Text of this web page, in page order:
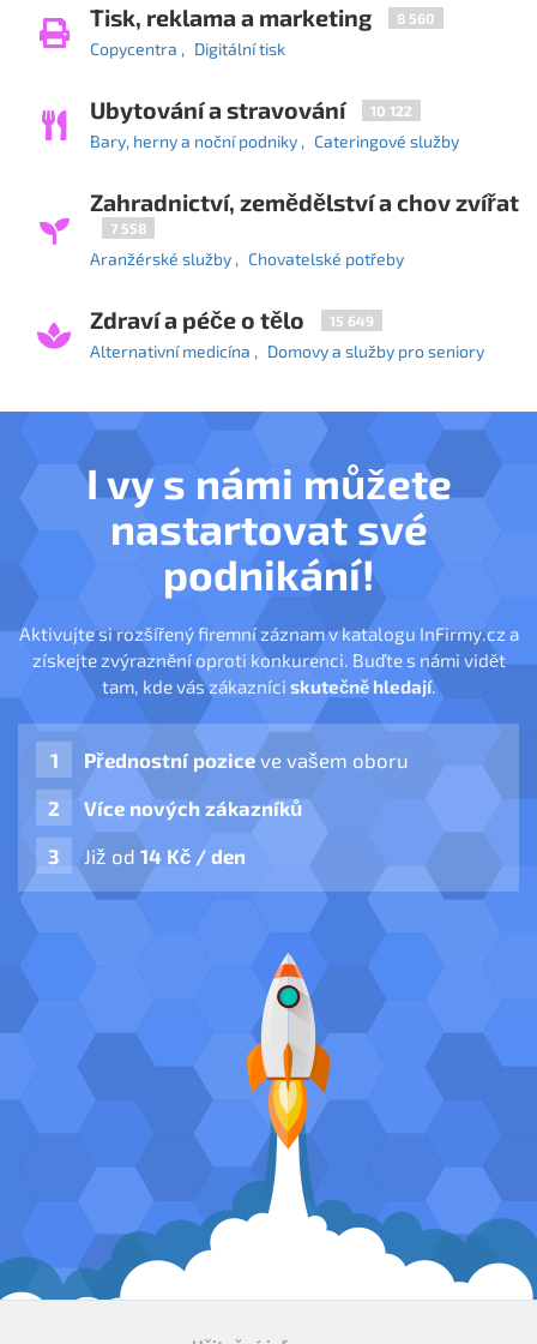
Tisk, reklama a marketing 8 560
Copycentra Digitální tisk
Ubytování a stravování 10 122
Bary, herny a noční podniky Cateringové služby
Zahradnictví, zemědělství a chov zvířat
7 558
Aranžérské služby Chovatelské potřeby
Zdraví a péče o tělo 15 649
Alternativní medicína Domovy a služby pro seniory
I vy s námi můžete
nastartovat své
podnikání!
Aktivujte si rozšířený firemní záznam v katalogu InFirmy.cz a
získejte zvýraznění oproti konkurenci. Buďte s námi vidět
tam, kde vás zákazníci skutečně hledají.
Přednostní poziceve vašem oboru
Více nových zákazníků
Již od 14 Kč / den